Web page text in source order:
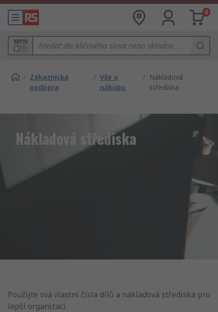
0
MPN
/ Zákaznická
podpora
/ Vše o
nákupu
/ Nákladová
střediska
Nákladová střediska
Použijte svá vlastní čísla dílů a nákladová střediska pro
lepší organizaci.